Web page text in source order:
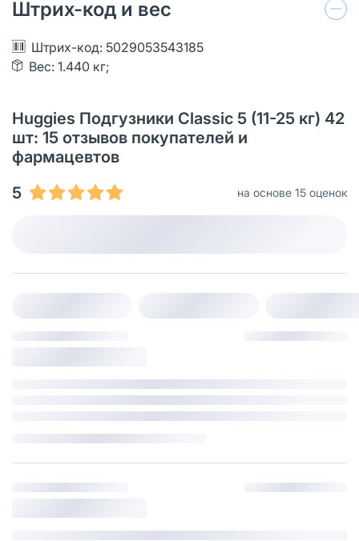
Штрих-код и вес
Штрих-код: 5029053543185
Вес: 1.440 кг;
Huggies Подгузники Classic 5 (11-25 кг) 42
шт: 15 отзывов покупателей и
фармацевтов
5
на основе 15 оценок